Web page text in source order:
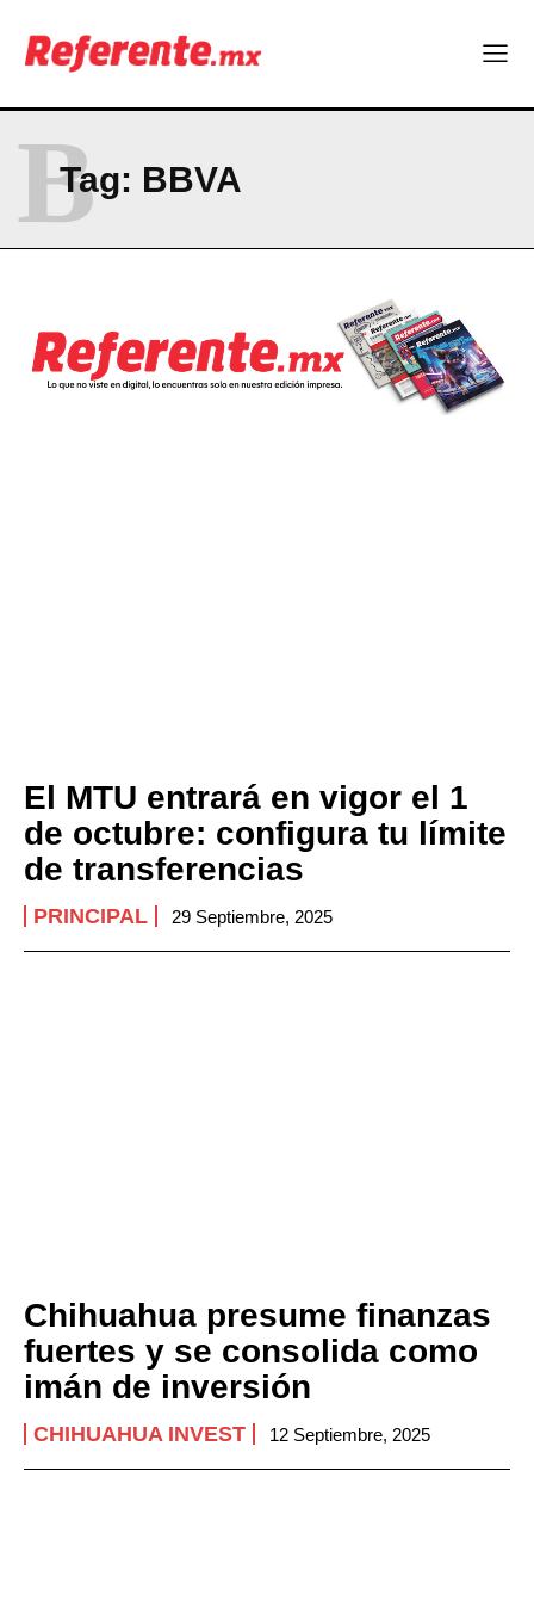
Tag: BBVA
B
El MTU entrará en vigor el 1
de octubre: configura tu límite
de transferencias
PRINCIPAL 29 Septiembre, 2025
Chihuahua presume finanzas
fuertes y se consolida como
imán de inversión
CHIHUAHUA INVEST 12 Septiembre, 2025